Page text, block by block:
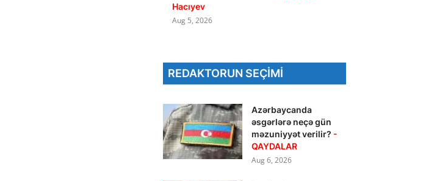
Hacıyev
Aug 5, 2026
REDAKTORUN SEÇIMI
Azərbaycanda
əsgərlərə neçə gün
məzuniyyət verilir? -
QAYDALAR
Aug 6, 2026